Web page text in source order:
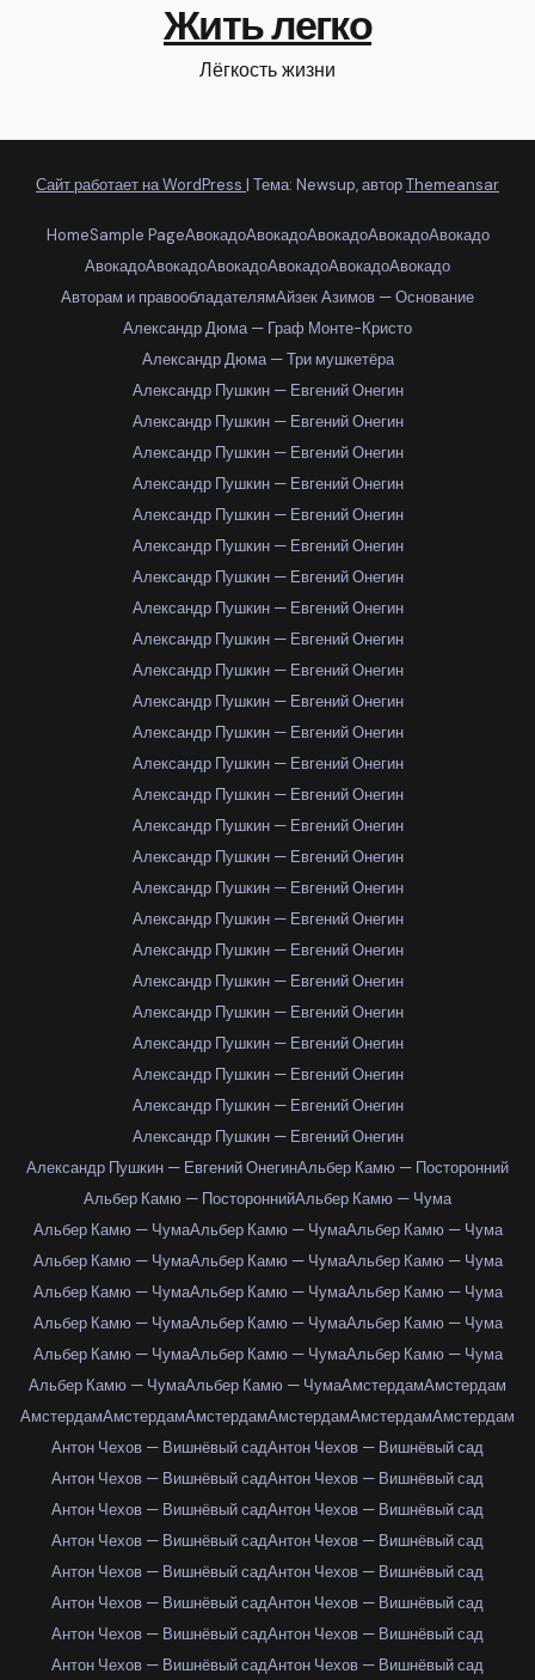
Жить легко
Лёгкость жизни
Сайт работает на WordPress | Тема: Newsup, авторThemeansar
HomeSample PageАвокадоАвокадоАвокадоАвокадоАвокадо
АвокадоАвокадоАвокадоАвокадоАвокадоАвокадо
Авторам и правообладателямАйзек Азимов — Основание
Александр Дюма — Граф Монте-Кристо
Александр Дюма — Три мушкетёра
Александр Пушкин — Евгений Онегин
Александр Пушкин — Евгений Онегин
Александр Пушкин — Евгений Онегин
Александр Пушкин — Евгений Онегин
Александр Пушкин — Евгений Онегин
Александр Пушкин — Евгений Онегин
Александр Пушкин — Евгений Онегин
Александр Пушкин — Евгений Онегин
Александр Пушкин — Евгений Онегин
Александр Пушкин — Евгений Онегин
Александр Пушкин — Евгений Онегин
Александр Пушкин — Евгений Онегин
Александр Пушкин — Евгений Онегин
Александр Пушкин — Евгений Онегин
Александр Пушкин — Евгений Онегин
Александр Пушкин — Евгений Онегин
Александр Пушкин — Евгений Онегин
Александр Пушкин — Евгений Онегин
Александр Пушкин — Евгений Онегин
Александр Пушкин — Евгений Онегин
Александр Пушкин — Евгений Онегин
Александр Пушкин — Евгений Онегин
Александр Пушкин — Евгений Онегин
Александр Пушкин — Евгений Онегин
Александр Пушкин — Евгений Онегин
Александр Пушкин — Евгений ОнегинАльбер Камю — Посторонний
Альбер Камю — ПостороннийАльбер Камю — Чума
Альбер Камю — ЧумаАльбер Камю — ЧумаАльбер Камю — Чума
Альбер Камю — ЧумаАльбер Камю — ЧумаАльбер Камю — Чума
Альбер Камю — ЧумаАльбер Камю — ЧумаАльбер Камю — Чума
Альбер Камю — ЧумаАльбер Камю — ЧумаАльбер Камю — Чума
Альбер Камю — ЧумаАльбер Камю — ЧумаАльбер Камю — Чума
Альбер Камю — ЧумаАльбер Камю — ЧумаАмстердамАмстердам
АмстердамАмстердамАмстердамАмстердамАмстердамАмстердам
Антон Чехов — Вишнёвый садАнтон Чехов — Вишнёвый сад
Антон Чехов — Вишнёвый садАнтон Чехов — Вишнёвый сад
Антон Чехов — Вишнёвый садАнтон Чехов — Вишнёвый сад
Антон Чехов — Вишнёвый садАнтон Чехов — Вишнёвый сад
Антон Чехов — Вишнёвый садАнтон Чехов — Вишнёвый сад
Антон Чехов — Вишнёвый садАнтон Чехов — Вишнёвый сад
Антон Чехов — Вишнёвый садАнтон Чехов — Вишнёвый сад
Антон Чехов — Вишнёвый садАнтон Чехов — Вишнёвый сад